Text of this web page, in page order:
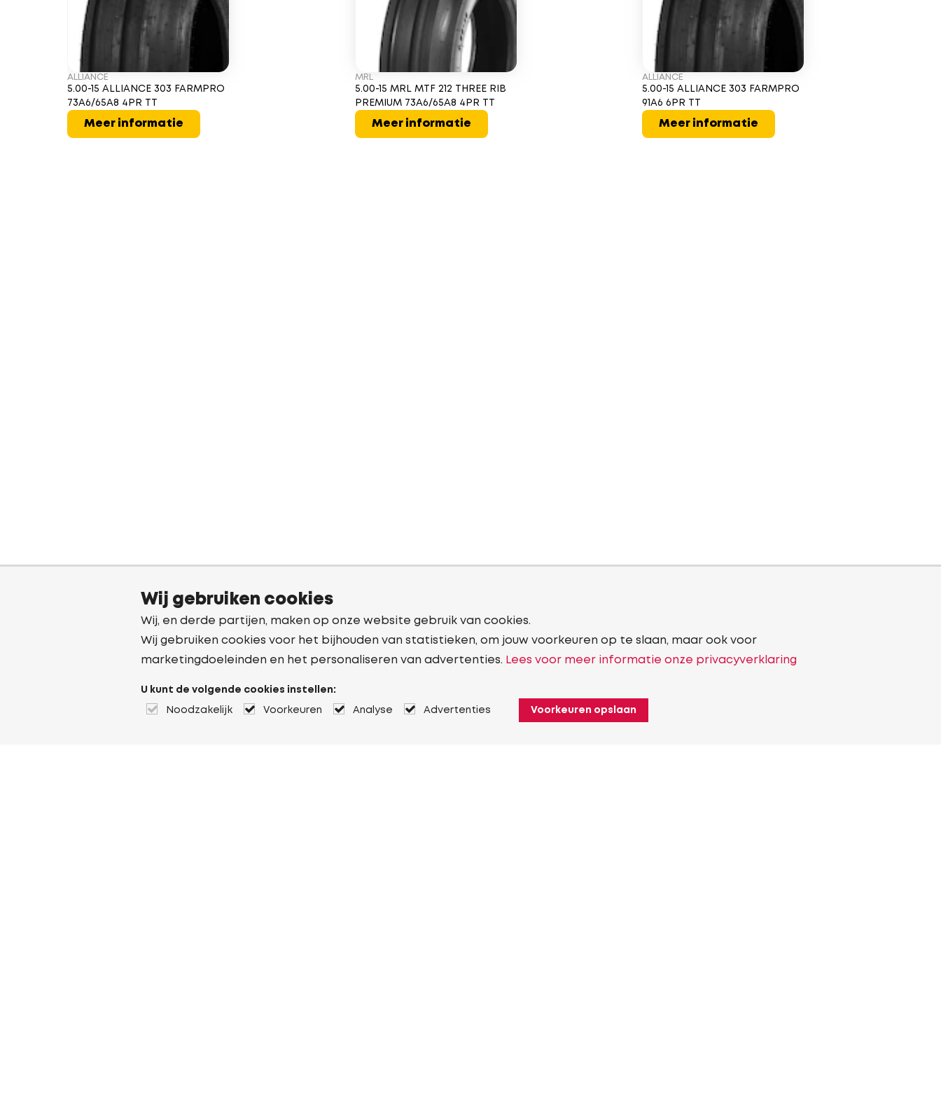
ALLIANCE
5.00-15 ALLIANCE 303 FARMPRO
73A6/65A8 4PR TT
Meer informatie
MRL
5.00-15 MRL MTF 212 THREE RIB
PREMIUM 73A6/65A8 4PR TT
Meer informatie
ALLIANCE
5.00-15 ALLIANCE 303 FARMPRO
91A6 6PR TT
Meer informatie
Wij gebruiken cookies
Wij, en derde partijen, maken op onze website gebruik van cookies.
Wij gebruiken cookies voor het bijhouden van statistieken, om jouw voorkeuren op te slaan, maar ook voor
marketingdoeleinden en het personaliseren van advertenties. Lees voor meer informatie onze privacyverklaring
U kunt de volgende cookies instellen:
Noodzakelijk Voorkeuren Analyse Advertenties Voorkeuren opslaan